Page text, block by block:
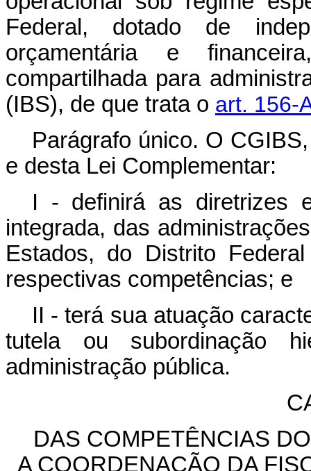
Federal, dotado de
orçamentária e
compartilhada para
(IBS), de que trata o art. 156-
Parágrafo único. O
e desta Lei Complementar:
I - definirá as diretrizes
integrada, das
Estados, do Distrito
respectivas competências; e
II - terá sua atuação
tutela ou subordinação
administração pública.
DAS COMPETÊNCIAS
A COORDENAÇÃO DA